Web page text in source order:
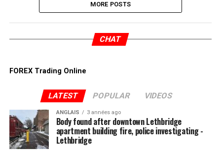
MORE POSTS
CHAT
FOREX Trading Online
LATEST POPULAR VIDEOS
ANGLAIS 3 années ago
Body found after downtown Lethbridge
apartment building fire, police investigating -
Lethbridge